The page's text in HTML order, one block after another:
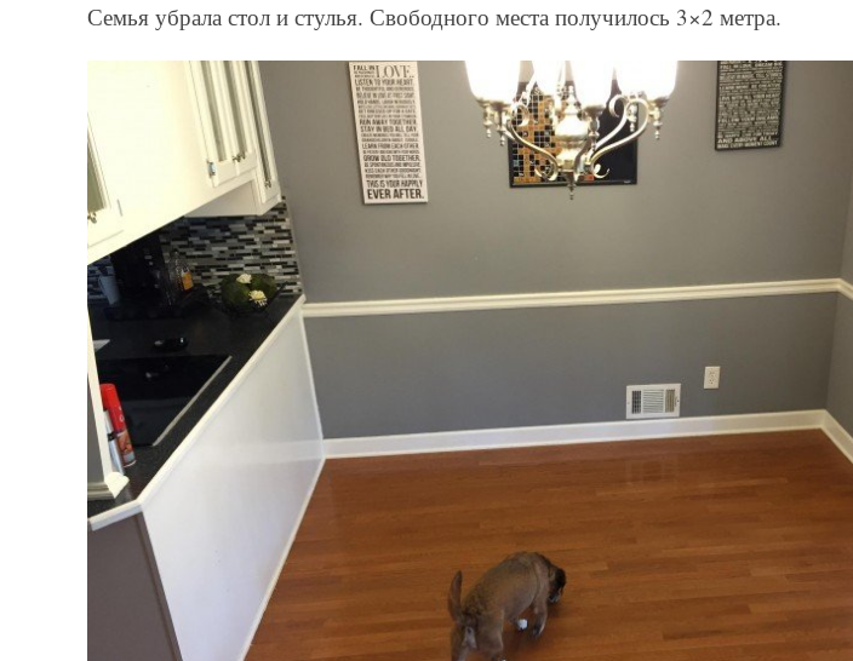
Семья убрала стол и стулья. Свободного места получилось 3×2 метра.